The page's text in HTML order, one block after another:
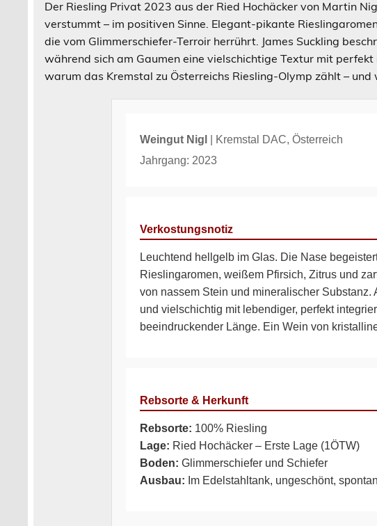
Der Riesling Privat 2023 aus der Ried Hochäcker von Martin
verstummt – im positiven Sinne. Elegant-pikante
die vom Glimmerschiefer-Terroir herrührt. James Suckling
während sich am Gaumen eine vielschichtige Textur mit
warum das Kremstal zu Österreichs Riesling-Olymp zählt –
Weingut Nigl
| Kremstal DAC, Österreich
Jahrgang: 2023
Verkostungsnotiz
Leuchtend hellgelb im Glas. Die Nase
Rieslingaromen, weißem Pfirsich, Zitrus und
von nassem Stein und mineralischer Substanz.
und vielschichtig mit lebendiger, perfekt
beeindruckender Länge. Ein Wein von
Rebsorte & Herkunft
Rebsorte: 100% Riesling
Lage: Ried Hochäcker – Erste Lage (1ÖTW)
Boden: Glimmerschiefer und Schiefer
Ausbau: Im Edelstahltank, ungeschönt,